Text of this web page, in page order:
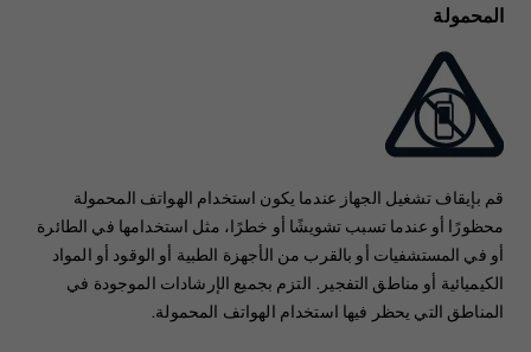
المحمولة
قم بإيقاف تشغيل الجهاز عندما يكون استخدام الهواتف المحمولة
محظورًا أو عندما تسبب تشويشًا أو خطرًا، مثل استخدامها في الطائرة
أو في المستشفيات أو بالقرب من الأجهزة الطبية أو الوقود أو المواد
الكيميائية أو مناطق التفجير. التزم بجميع الإرشادات الموجودة في
المناطق التي يحظر فيها استخدام الهواتف المحمولة.